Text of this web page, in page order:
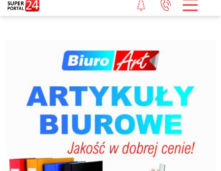
POWIAT GRYFICKI
WIADOMOŚCI Z LASU
STUDIO SUPERPORTALU
REDAKCJA
REGULAMIN